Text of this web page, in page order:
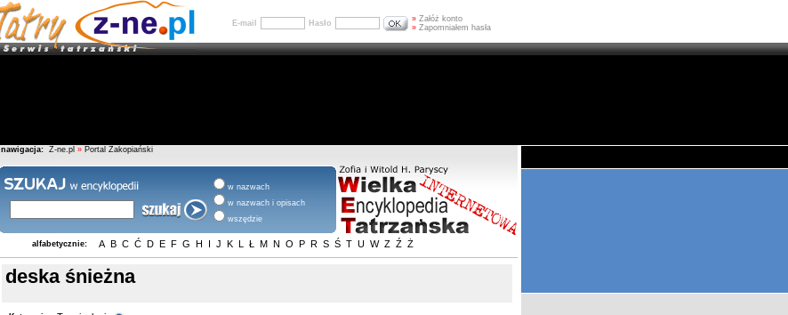
E-mail Hasło » Załóż konto
» Zapomniałem hasła
nawigacja: Z-ne.pl » Portal Zakopiański
w nazwach
w nazwach i opisach
wszędzie
alfabetycznie: A B C Ć D E F G H I J K L Ł M N O P R S Ś T U W Z Ź Ż
deska śnieżna